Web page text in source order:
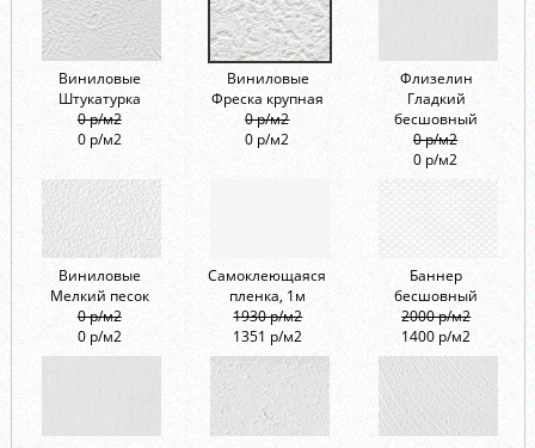
Виниловые
Штукатурка
0 р/м2
0 р/м2
Виниловые
Фреска крупная
0 р/м2
0 р/м2
Флизелин
Гладкий
бесшовный
0 р/м2
0 р/м2
Виниловые
Мелкий песок
0 р/м2
0 р/м2
Самоклеющаяся
пленка, 1м
1930 р/м2
1351 р/м2
Баннер
бесшовный
2000 р/м2
1400 р/м2